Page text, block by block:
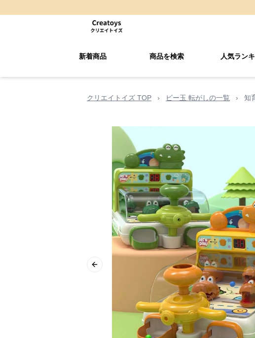
新着商品 商品を検索 人気ラン
クリエイトイズ TOP › ビー玉 転がしの一覧 › 知
Previous slide